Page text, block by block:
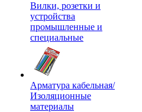
Вилки, розетки и
устройства
промышленные и
специальные
Арматура кабельная/
Изоляционные
материалы